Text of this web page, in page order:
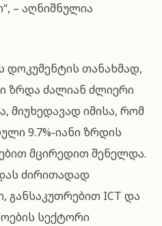
– აღნიშნულია
დოკუმენტის თანახმად,
ზრდა ძალიან ძლიერი
მიუხედავად იმისა, რომ
9.7%-იანი ზრდის
მცირედით შენელდა.
ძირითადად
განსაკუთრებით ICT და
სექტორი